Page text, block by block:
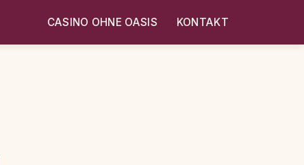
CASINO OHNE OASIS KONTAKT